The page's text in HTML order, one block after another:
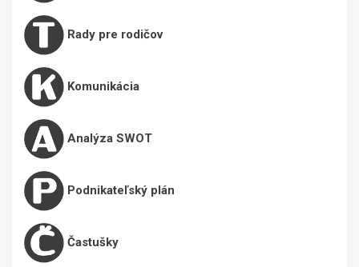
Rady pre rodičov
Komunikácia
Analýza SWOT
Podnikateľský plán
Častušky